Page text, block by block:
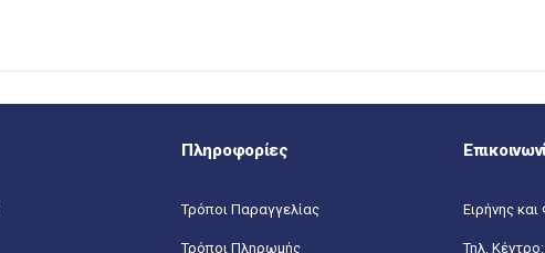
Πληροφορίες
Τρόποι Παραγγελίας
Τρόποι Πληρωμής
Ειρήνης και
Τηλ.